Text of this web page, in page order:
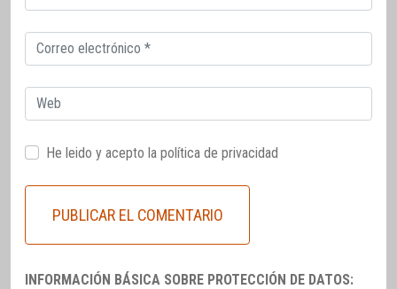
electrónico
Correo
electrónico
Web
He leido y acepto la política de privacidad
INFORMACIÓN BÁSICA SOBRE PROTECCIÓN DE DATOS: